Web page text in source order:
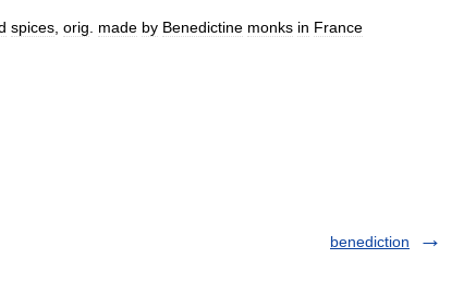
spices orig made by Benedictine monks in France
benediction